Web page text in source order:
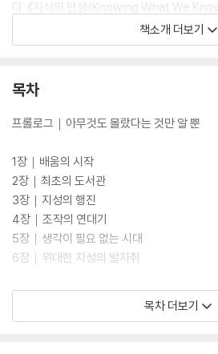
다. 《지식의 탄생(Knowing What We
어떤 방식으로 수많은 원천에서 인류에게 전
수천 년 동안 어떻게 진화해왔는지를 이야기
과사전과 정보 검색의 탄생, 인간의 지적 노
으로 세계적인 명성을 쌓아온 사이먼 윈체스
체로 지식의 가치가 사라져가고 있는 현대 사
란 질문을 던진다.
책소개 더보기
목차
프롤로그｜아무것도 몰랐다는 것만 알 뿐
1장｜배움의 시작
2장｜최초의 도서관
3장｜지성의 행진
4장｜조작의 연대기
5장｜생각이 필요 없는 시대
6장｜위대한 지성의 발자취
감사의 말
목차 더보기